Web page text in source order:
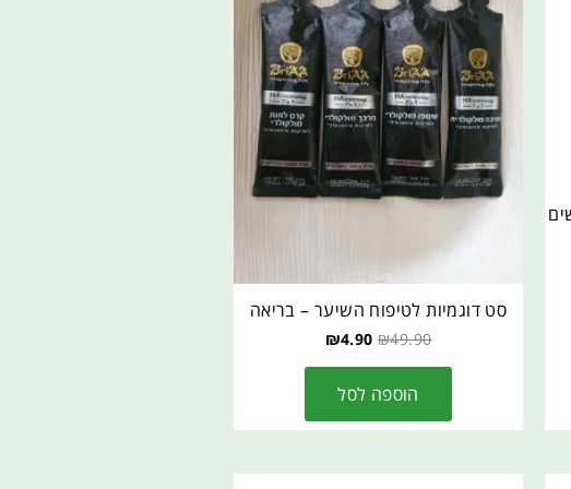
סט דוגמיות לטיפוח השיער – בריאה
₪49.90
₪4.90
הוספה לסל